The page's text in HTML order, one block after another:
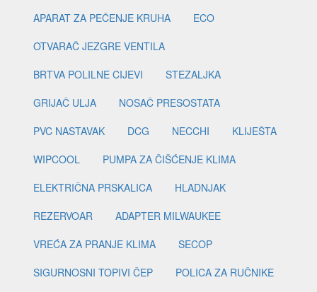
APARAT ZA PEČENJE KRUHA
ECO
OTVARAČ JEZGRE VENTILA
BRTVA POLILNE CIJEVI
STEZALJKA
GRIJAČ ULJA
NOSAČ PRESOSTATA
PVC NASTAVAK
DCG NECCHI
KLIJEŠTA
WIPCOOL
PUMPA ZA ČIŠĆENJE KLIMA
ELEKTRIČNA PRSKALICA
HLADNJAK
REZERVOAR
ADAPTER MILWAUKEE
VREĆA ZA PRANJE KLIMA
SECOP
SIGURNOSNI TOPIVI ČEP
POLICA ZA RUČNIKE